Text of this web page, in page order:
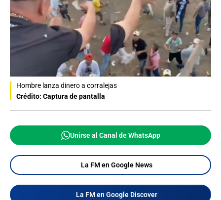
Hombre lanza dinero a corralejas
Crédito: Captura de pantalla
Unirse al Canal de WhatsApp
La FM en Google News
La FM en Google Discover